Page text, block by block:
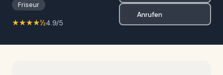
Friseur
★★★★½4.9/5
Anrufen